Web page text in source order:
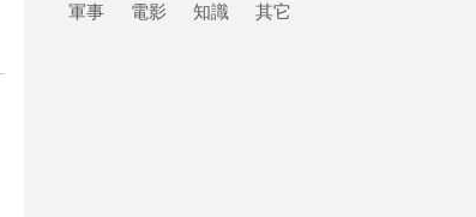
軍事 電影 知識 其它